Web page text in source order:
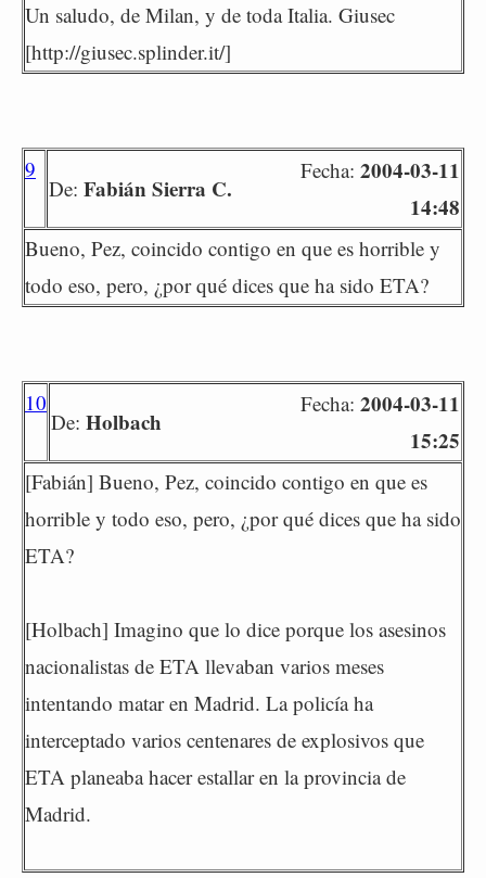
Un saludo, de Milan, y de toda Italia. Giusec
[http://giusec.splinder.it/]
9
De: Fabián Sierra C.
Fecha: 2004-03-11
14:48
Bueno, Pez, coincido contigo en que es horrible y
todo eso, pero, ¿por qué dices que ha sido ETA?
10
De: Holbach
Fecha: 2004-03-11
15:25
[Fabián] Bueno, Pez, coincido contigo en que es
horrible y todo eso, pero, ¿por qué dices que ha sido
ETA?
[Holbach] Imagino que lo dice porque los asesinos
nacionalistas de ETA llevaban varios meses
intentando matar en Madrid. La policía ha
interceptado varios centenares de explosivos que
ETA planeaba hacer estallar en la provincia de
Madrid.